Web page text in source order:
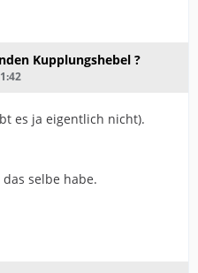
Kupplungshebel ?
es ja eigentlich nicht).
selbe habe.